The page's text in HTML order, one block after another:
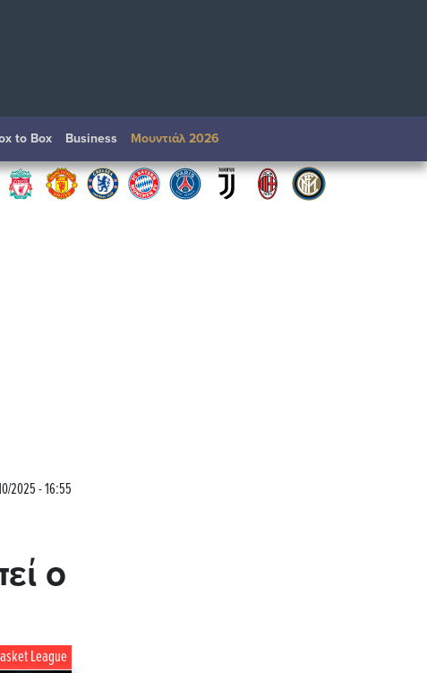
to Box Βusiness Μουντιάλ 2026
2025 - 16:55
ο
League